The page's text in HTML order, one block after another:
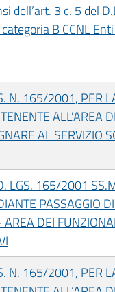
dell’art. 3 c. 5 del
B CCNL
N. 165/2001, PER
ALL’AREA
AL SERVIZIO
LGS. 165/2001
PASSAGGIO
DEI
N. 165/2001, PER